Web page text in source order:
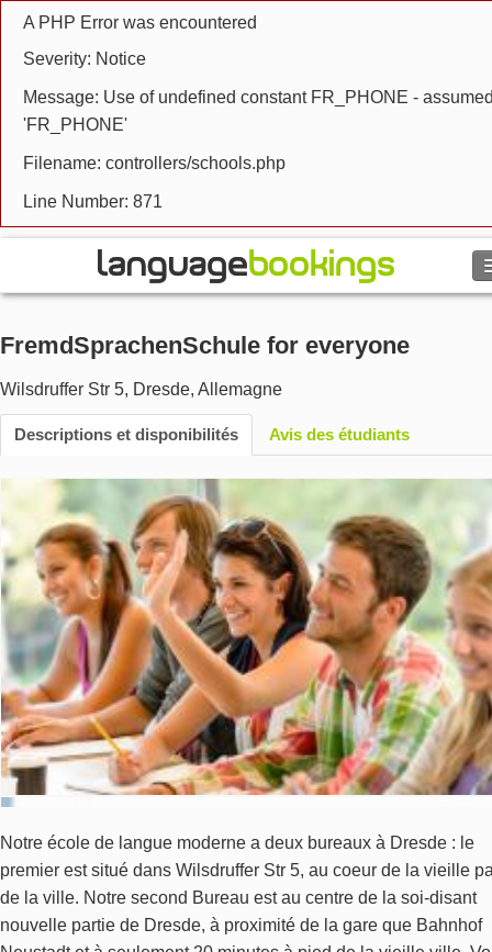
A PHP Error was encountered
Severity: Notice
Message: Use of undefined constant FR_PHONE -
'FR_PHONE'
Filename: controllers/schools.php
Line Number: 871
Contactez-nous
Aide
Monnaie €
Langue
FremdSprachenSchule for everyone
Wilsdruffer Str 5, Dresde, Allemagne
Descriptions et disponibilités Avis des étudiants
Notre école de langue moderne a deux bureaux à Dresde : le
premier est situé dans Wilsdruffer Str 5, au coeur de la vieille
de la ville. Notre second Bureau est au centre de la soi-disant
nouvelle partie de Dresde, à proximité de la gare que Bahnhof